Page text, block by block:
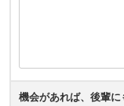
機会があれば、後輩